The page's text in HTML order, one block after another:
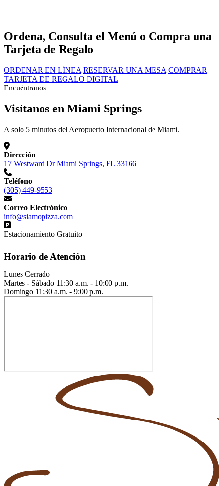
Ordena, Consulta el Menú o Compra una
Tarjeta de Regalo
ORDENAR EN LÍNEA RESERVAR UNA MESA COMPRAR
TARJETA DE REGALO DIGITAL
Encuéntranos
Visítanos en Miami Springs
A solo 5 minutos del Aeropuerto Internacional de Miami.
Dirección
17 Westward Dr Miami Springs, FL 33166
Teléfono
(305) 449-9553
Correo Electrónico
info@siamopizza.com
Estacionamiento Gratuito
Horario de Atención
Lunes Cerrado
Martes - Sábado 11:30 a.m. - 10:00 p.m.
Domingo 11:30 a.m. - 9:00 p.m.